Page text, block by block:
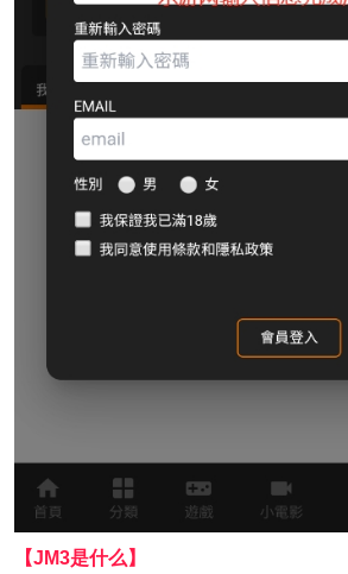
【JM3是什么】